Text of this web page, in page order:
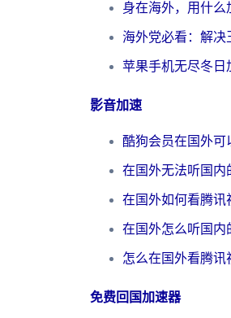
影音加速
免费回国加速器